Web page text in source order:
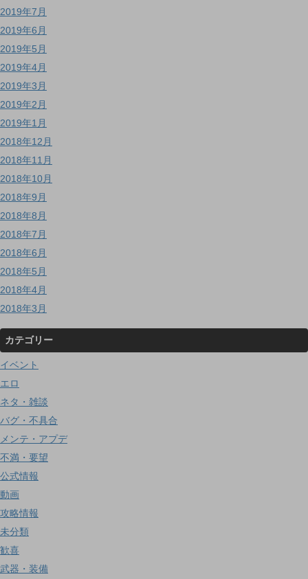
2019年7月
2019年6月
2019年5月
2019年4月
2019年3月
2019年2月
2019年1月
2018年12月
2018年11月
2018年10月
2018年9月
2018年8月
2018年7月
2018年6月
2018年5月
2018年4月
2018年3月
カテゴリー
イベント
エロ
ネタ・雑談
バグ・不具合
メンテ・アプデ
不満・要望
公式情報
動画
攻略情報
未分類
歓喜
武器・装備